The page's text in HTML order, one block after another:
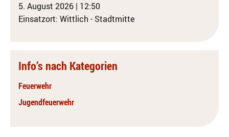
5. August 2026 | 12:50
Einsatzort: Wittlich - Stadtmitte
Info’s nach Kategorien
Feuerwehr
Jugendfeuerwehr